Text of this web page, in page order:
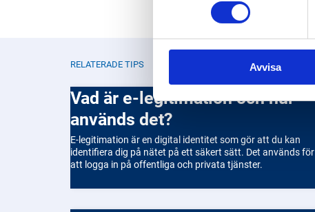
Avvisa
RELATERADE TIPS
Vad är e-legitimation och hur
används det?
E-legitimation är en digital identitet som gör att du kan
identifiera dig på nätet på ett säkert sätt. Det används för
att logga in på offentliga och privata tjänster.